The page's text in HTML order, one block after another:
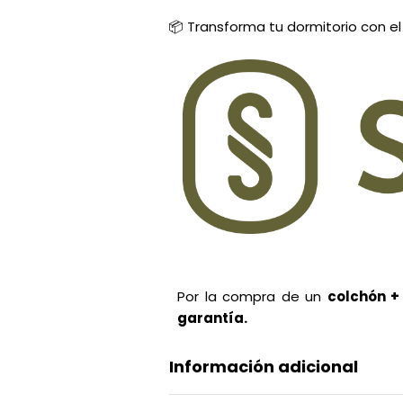
📦 Transforma tu dormitorio con
Por la compra de un colchón
garantía.
Información adicional